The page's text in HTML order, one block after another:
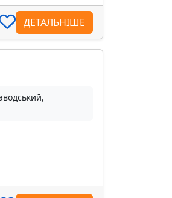
ДЕТАЛЬНІШЕ